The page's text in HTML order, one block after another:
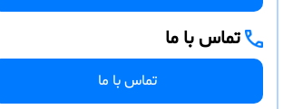
تماس با ما
تماس با ما